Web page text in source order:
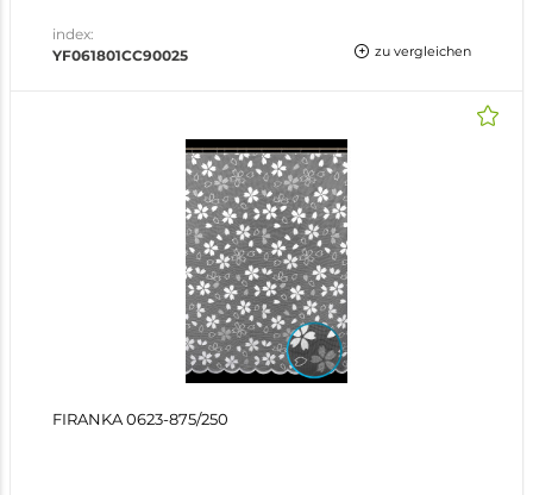
index:
YF061801CC90025
zu vergleichen
FIRANKA 0623-875/250